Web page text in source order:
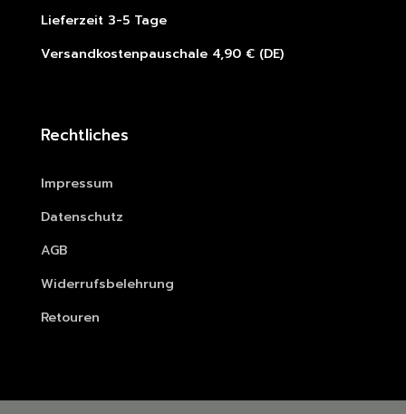
Lieferzeit 3-5 Tage
Versandkostenpauschale 4,90 € (DE)
Rechtliches
Impressum
Datenschutz
AGB
Widerrufsbelehrung
Retouren